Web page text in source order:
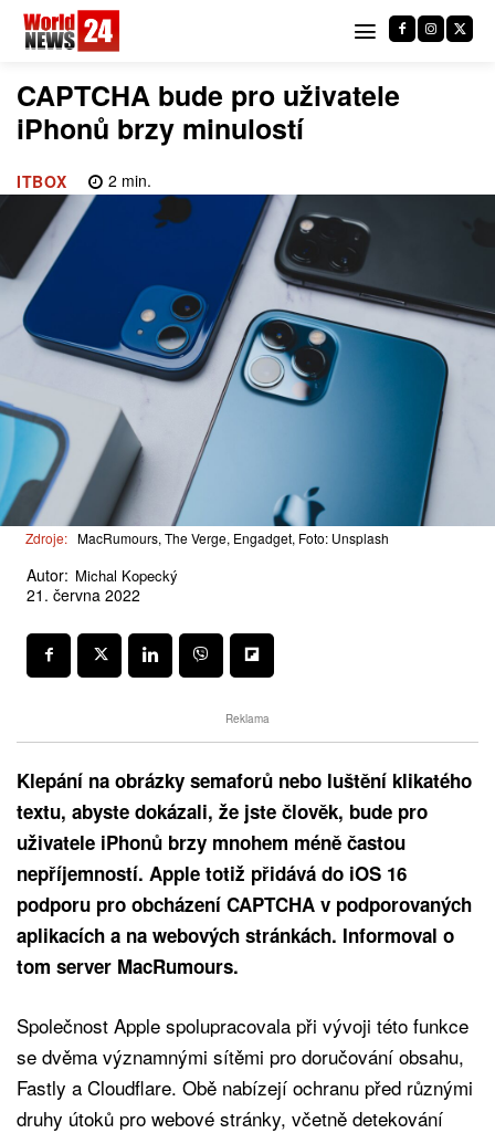
CAPTCHA bude pro uživatele
iPhonů brzy minulostí
ITBOX 2 min.
Zdroje: MacRumours, The Verge, Engadget, Foto: Unsplash
Autor: Michal Kopecký
21. června 2022
Reklama
Klepání na obrázky semaforů nebo luštění klikatého
textu, abyste dokázali, že jste člověk, bude pro
uživatele iPhonů brzy mnohem méně častou
nepříjemností. Apple totiž přidává do iOS 16
podporu pro obcházení CAPTCHA v podporovaných
aplikacích a na webových stránkách. Informoval o
tom server MacRumours.
Společnost Apple spolupracovala při vývoji této funkce
se dvěma významnými sítěmi pro doručování obsahu,
Fastly a Cloudflare. Obě nabízejí ochranu před různými
druhy útoků pro webové stránky, včetně detekování